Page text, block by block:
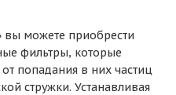
можете приобрести
фильтры, которые
попадания в них частиц
стружки. Устанавливая